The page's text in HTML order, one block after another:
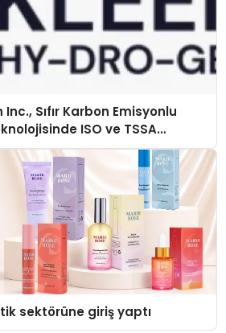
Sıfır Karbon Emisyonlu
ISO ve TSSA
Aldı
sektörüne giriş yaptı